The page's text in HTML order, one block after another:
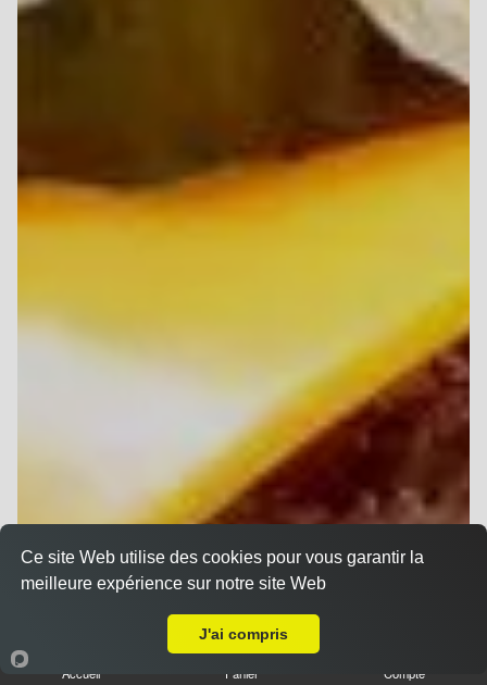
Accueil Panier Compte
Ce site Web utilise des cookies pour vous garantir la
meilleure expérience sur notre site Web
J'ai compris